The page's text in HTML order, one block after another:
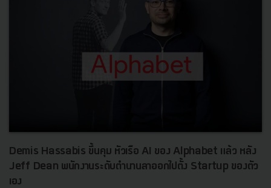
Demis Hassabis ขึ้นคุม หัวเรือ AI ของ Alphabet แล้ว หลัง
Jeff Dean พนักงานระดับตำนานลาออกไปตั้ง Startup ของตัว
เอง